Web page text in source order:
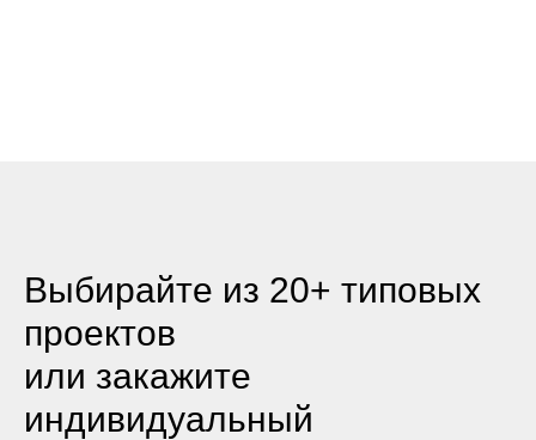
Выбирайте из 20+ типовых
проектов
или закажите
индивидуальный